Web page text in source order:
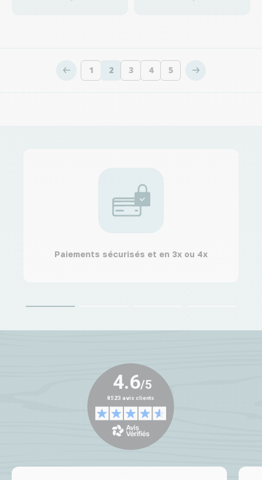
Page
1 Vous lisez actuellement la page
2 Page
3 Page
4 Page
5
Paiements sécurisés et en 3x ou 4x